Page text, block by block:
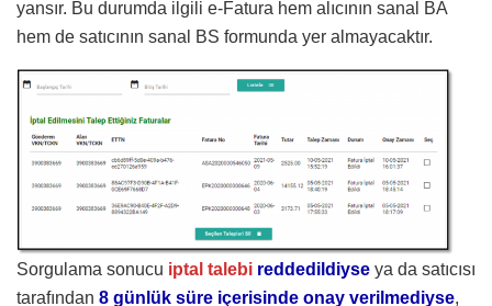
yansır. Bu durumda ilgili e-Fatura hem alıcının sanal BA
hem de satıcının sanal BS formunda yer almayacaktır.
Sorgulama sonucu iptal talebi reddedildiyse ya da satıcısı
tarafından 8 günlük süre içerisinde onay verilmediyse,